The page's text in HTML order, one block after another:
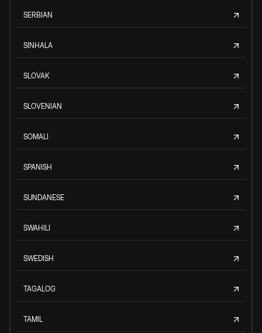
SERBIAN
SINHALA
SLOVAK
SLOVENIAN
SOMALI
SPANISH
SUNDANESE
SWAHILI
SWEDISH
TAGALOG
TAMIL